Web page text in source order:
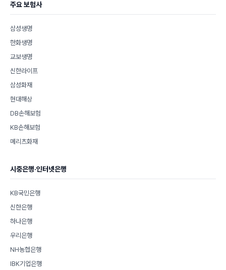
주요 보험사
삼성생명
한화생명
교보생명
신한라이프
삼성화재
현대해상
DB손해보험
KB손해보험
메리츠화재
시중은행·인터넷은행
KB국민은행
신한은행
하나은행
우리은행
NH농협은행
IBK기업은행